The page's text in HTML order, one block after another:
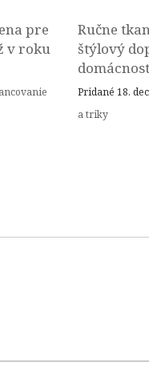
pre
v roku
Ručne
štýlový
Pridané 18.
a triky